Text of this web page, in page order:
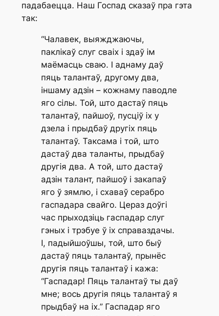
падабаецца. Наш Госпад сказаў пра гэта
так:
“Чалавек, выяжджаючы,
паклікаў слуг сваіх і здаў ім
маёмасць сваю. І аднаму даў
пяць талантаў, другому два,
іншаму адзін – кожнаму паводле
яго сілы. Той, што дастаў пяць
талантаў, пайшоў, пусціў іх у
дзела і прыдбаў другіх пяць
талантаў. Таксама і той, што
дастаў два таланты, прыдбаў
другія два. А той, што дастаў
адзін талант, пайшоў і закапаў
яго ў зямлю, і схаваў серабро
гаспадара свайго. Цераз доўгі
час прыходзіць гаспадар слуг
гэных і трэбуе ў іх справаздачы.
I, падыйшоўшы, той, што быў
дастаў пяць талантаў, прынёс
другія пяць талантаў і кажа:
“Гаспадар! Пяць талантаў ты даў
мне; вось другія пяць талантаў я
прыдбаў на іх.” Гаспадар яго